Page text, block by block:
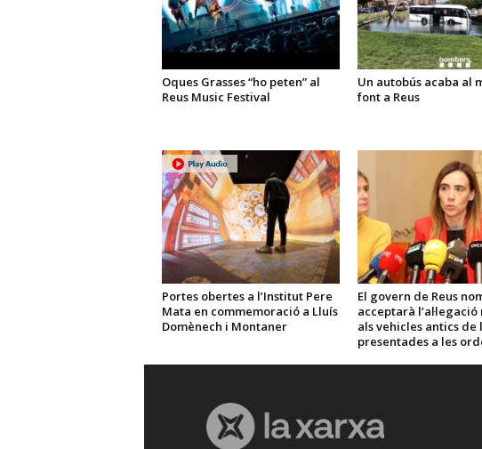
Oques Grasses “ho peten” al
Reus Music Festival
Un autobús acaba al
font a Reus
Portes obertes a l’Institut Pere
Mata en commemoració a Lluís
Domènech i Montaner
El govern de Reus
acceptarà
als vehicles antics de
presentades a les